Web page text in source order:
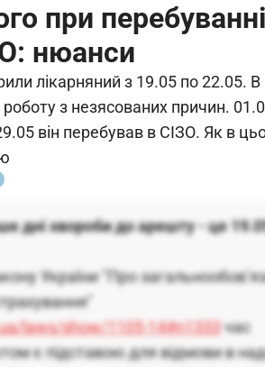
при перебуванні
нюанси
лікарняний з 19.05 по 22.05. В
з незясованих причин.
він перебував в СІЗО. Як в
дні хвороби до арешту - це
України "Про
laws/show/1105-14#n1333час
є підставою для відмови в